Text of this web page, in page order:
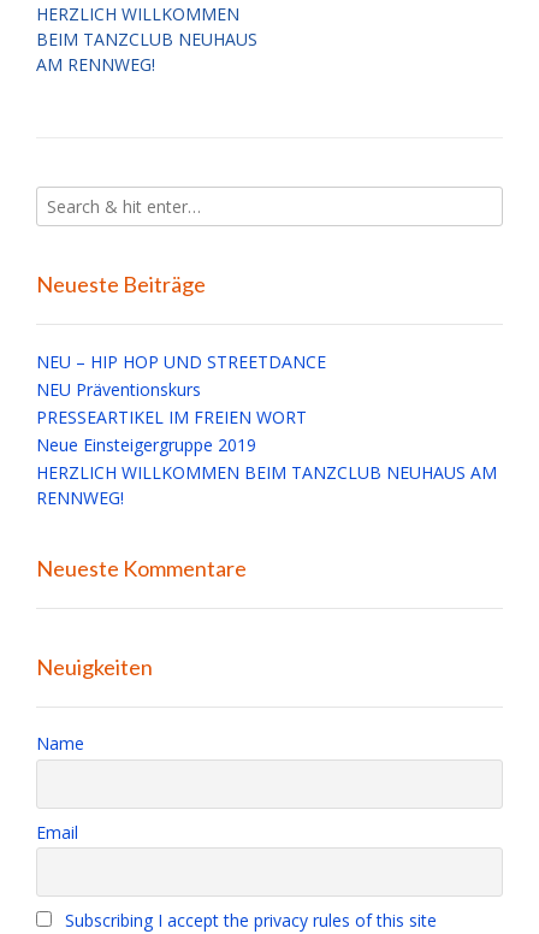
Post
navigation
HERZLICH WILLKOMMEN
BEIM TANZCLUB NEUHAUS
AM RENNWEG!
Neueste Beiträge
NEU – HIP HOP UND STREETDANCE
NEU Präventionskurs
PRESSEARTIKEL IM FREIEN WORT
Neue Einsteigergruppe 2019
HERZLICH WILLKOMMEN BEIM TANZCLUB NEUHAUS AM
RENNWEG!
Neueste Kommentare
Neuigkeiten
Name
Email
Subscribing I accept the privacy rules of this site